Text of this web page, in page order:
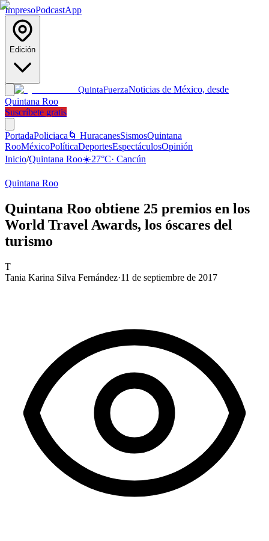
ImpresoPodcastApp
Edición
QuintaFuerzaNoticias de México, desde
Quintana Roo
Suscríbete gratis
PortadaPoliciaca 🌀 HuracanesSismosQuintana
RooMéxicoPolíticaDeportesEspectáculosOpinión
Inicio/Quintana Roo☀️27°C· Cancún
Quintana Roo
Quintana Roo obtiene 25 premios en los
World Travel Awards, los óscares del
turismo
T
Tania Karina Silva Fernández·11 de septiembre de 2017